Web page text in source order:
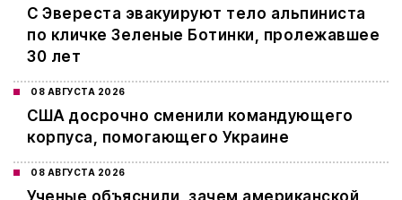
С Эвереста эвакуируют тело альпиниста
по кличке Зеленые Ботинки, пролежавшее
30 лет
08 АВГУСТА 2026
США досрочно сменили командующего
корпуса, помогающего Украине
08 АВГУСТА 2026